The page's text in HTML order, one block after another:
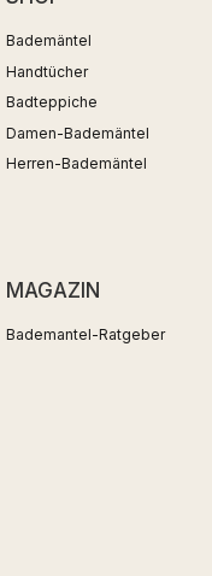
Bademäntel
Handtücher
Badteppiche
Damen-Bademäntel
Herren-Bademäntel
MAGAZIN
Bademantel-Ratgeber